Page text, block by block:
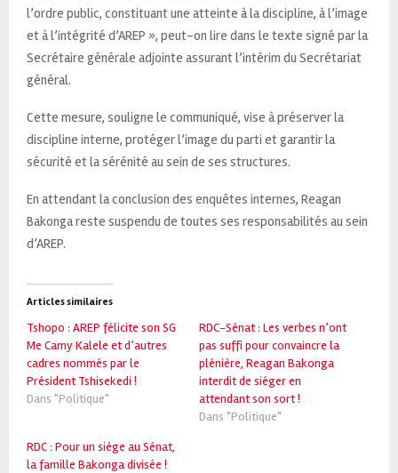
l’ordre public, constituant une atteinte à la discipline, à l’image
et à l’intégrité d’AREP », peut-on lire dans le texte signé par la
Secrétaire générale adjointe assurant l’intérim du Secrétariat
général.
Cette mesure, souligne le communiqué, vise à préserver la
discipline interne, protéger l’image du parti et garantir la
sécurité et la sérénité au sein de ses structures.
En attendant la conclusion des enquêtes internes, Reagan
Bakonga reste suspendu de toutes ses responsabilités au sein
d’AREP.
Articles similaires
Tshopo : AREP félicite son SG
Me Camy Kalele et d’autres
cadres nommés par le
Président Tshisekedi !
Dans "Politique"
RDC-Sénat : Les verbes n’ont
pas suffi pour convaincre la
plénière, Reagan Bakonga
interdit de siéger en
attendant son sort !
Dans "Politique"
RDC : Pour un siège au Sénat,
la famille Bakonga divisée !